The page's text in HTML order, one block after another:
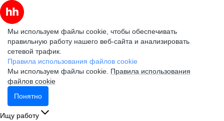
Мы используем файлы cookie, чтобы обеспечивать
правильную работу нашего веб-сайта и анализировать
сетевой трафик.
Правила использования файлов cookie
Мы используем файлы cookie. Правила использования
файлов cookie
Понятно
Ищу работу